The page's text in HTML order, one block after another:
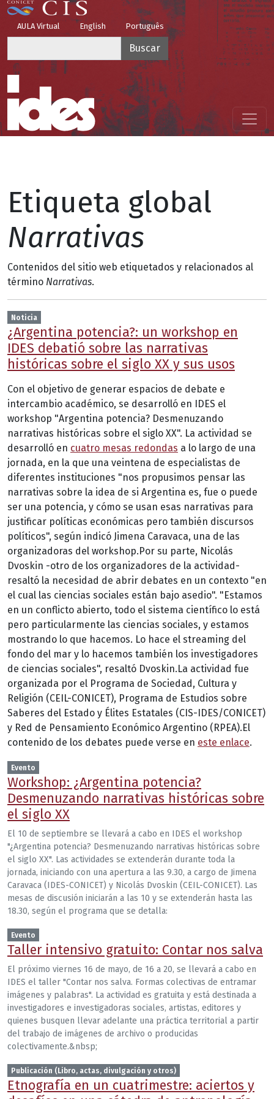
Pasar al contenido principal
Top Menu
AULA Virtual English Português
Menú principal
Etiqueta global
Narrativas
Contenidos del sitio web etiquetados y relacionados al
término Narrativas.
Noticia
¿Argentina potencia?: un workshop en
IDES debatió sobre las narrativas
históricas sobre el siglo XX y sus usos
Con el objetivo de generar espacios de debate e
intercambio académico, se desarrolló en IDES el
workshop "Argentina potencia? Desmenuzando
narrativas históricas sobre el siglo XX". La actividad se
desarrolló en cuatro mesas redondas a lo largo de una
jornada, en la que una veintena de especialistas de
diferentes instituciones "nos propusimos pensar las
narrativas sobre la idea de si Argentina es, fue o puede
ser una potencia, y cómo se usan esas narrativas para
justificar políticas económicas pero también discursos
políticos", según indicó Jimena Caravaca, una de las
organizadoras del workshop.Por su parte, Nicolás
Dvoskin -otro de los organizadores de la actividad-
resaltó la necesidad de abrir debates en un contexto "en
el cual las ciencias sociales están bajo asedio". "Estamos
en un conflicto abierto, todo el sistema científico lo está
pero particularmente las ciencias sociales, y estamos
mostrando lo que hacemos. Lo hace el streaming del
fondo del mar y lo hacemos también los investigadores
de ciencias sociales", resaltó Dvoskin.La actividad fue
organizada por el Programa de Sociedad, Cultura y
Religión (CEIL-CONICET), Programa de Estudios sobre
Saberes del Estado y Élites Estatales (CIS-IDES/CONICET)
y Red de Pensamiento Económico Argentino (RPEA).El
contenido de los debates puede verse en este enlace.
Evento
Workshop: ¿Argentina potencia?
Desmenuzando narrativas históricas sobre
el siglo XX
El 10 de septiembre se llevará a cabo en IDES el workshop
"¿Argentina potencia? Desmenuzando narrativas históricas sobre
el siglo XX". Las actividades se extenderán durante toda la
jornada, iniciando con una apertura a las 9.30, a cargo de Jimena
Caravaca (IDES-CONICET) y Nicolás Dvoskin (CEIL-CONICET). Las
mesas de discusión iniciarán a las 10 y se extenderán hasta las
18.30, según el programa que se detalla:
Evento
Taller intensivo gratuito: Contar nos salva
El próximo viernes 16 de mayo, de 16 a 20, se llevará a cabo en
IDES el taller "Contar nos salva. Formas colectivas de entramar
imágenes y palabras". La actividad es gratuita y está destinada a
investigadores e investigadoras sociales, artistas, editores y
quienes busquen llevar adelante una práctica territorial a partir
del trabajo de imágenes de archivo o producidas
colectivamente.&nbsp;
Publicación (Libro, actas, divulgación y otros)
Etnografía en un cuatrimestre: aciertos y